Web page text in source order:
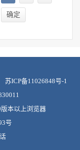
确定
苏ICP备11026848号-1
版本以上浏览器
号